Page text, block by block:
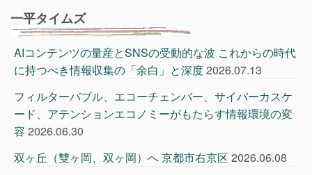
一平タイムズ
AIコンテンツの量産とSNSの受動的な波 これからの時代
に持つべき情報収集の「余白」と深度2026.07.13
フィルターバブル、エコーチェンバー、サイバーカスケ
ード、アテンションエコノミーがもたらす情報環境の変
容 2026.06.30
双ヶ丘（雙ヶ岡、双ヶ岡）へ 京都市右京区 2026.06.08